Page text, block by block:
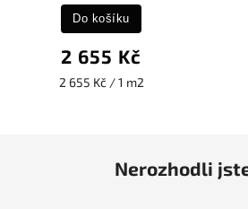
2 655 Kč
2 655 Kč / 1 m2
Do košíku
Nerozhodli